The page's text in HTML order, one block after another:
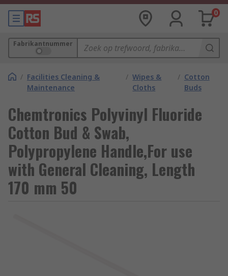
0
Fabrikantnummer
/ Facilities Cleaning &
Maintenance
/ Wipes &
Cloths
/ Cotton
Buds
Chemtronics Polyvinyl Fluoride
Cotton Bud & Swab,
Polypropylene Handle,For use
with General Cleaning, Length
170 mm 50